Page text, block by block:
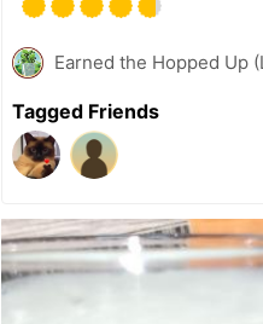
Earned the Hopped Up
Tagged Friends